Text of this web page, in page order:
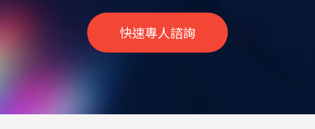
快速專人諮詢